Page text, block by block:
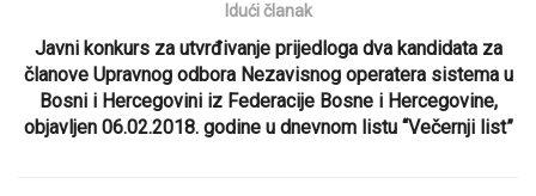
Idući članak
Javni konkurs za utvrđivanje prijedloga dva kandidata za
članove Upravnog odbora Nezavisnog operatera sistema u
Bosni i Hercegovini iz Federacije Bosne i Hercegovine,
objavljen 06.02.2018. godine u dnevnom listu “Večernji list”